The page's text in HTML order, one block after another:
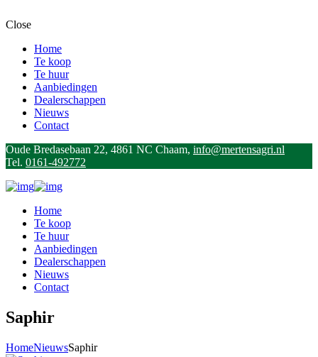
Close
Home
Te koop
Te huur
Aanbiedingen
Dealerschappen
Nieuws
Contact
Oude Bredasebaan 22, 4861 NC Chaam, info@mertensagri.nl
Tel. 0161-492772
Home
Te koop
Te huur
Aanbiedingen
Dealerschappen
Nieuws
Contact
Saphir
HomeNieuwsSaphir